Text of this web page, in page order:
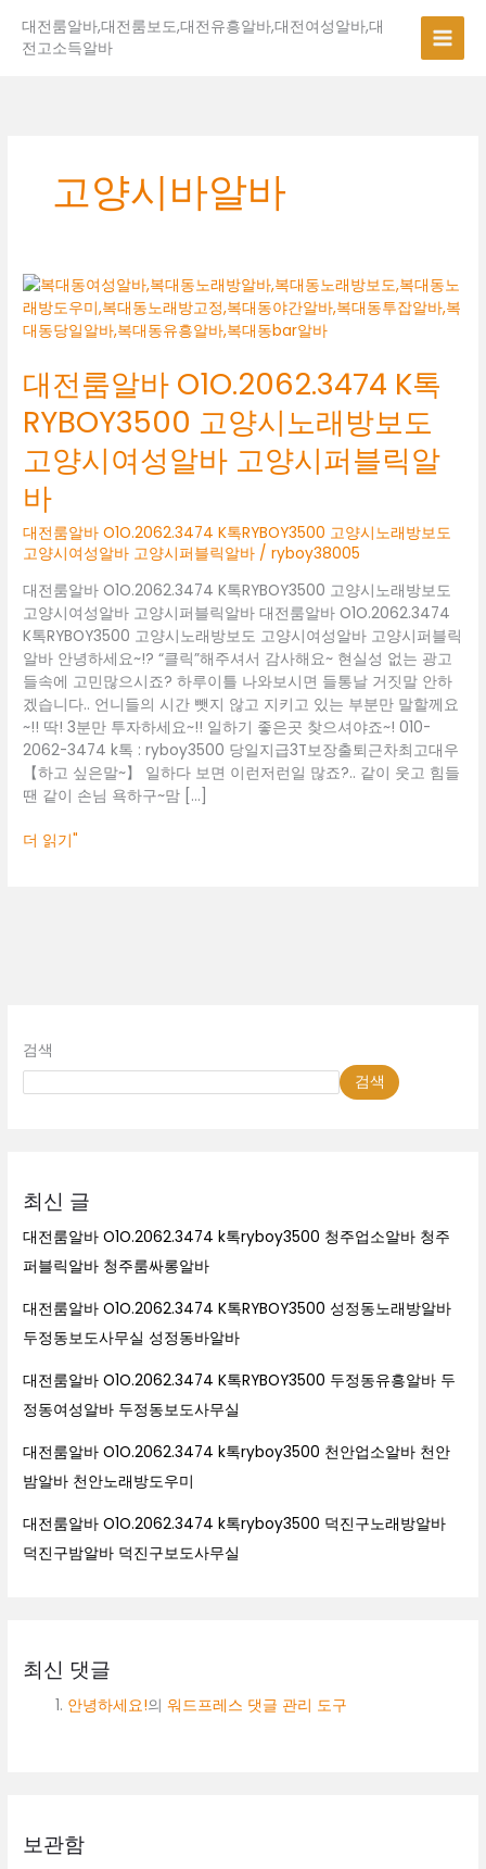
대전룸알바,대전룸보도,대전유흥알바,대전여성알바,대
전고소득알바
고양시바알바
대전룸알바 O1O.2062.3474 K톡
RYBOY3500 고양시노래방보도
고양시여성알바 고양시퍼블릭알
바
대전룸알바 O1O.2062.3474 K톡RYBOY3500 고양시노래방보도
고양시여성알바 고양시퍼블릭알바 /ryboy38005
대전룸알바 O1O.2062.3474 K톡RYBOY3500 고양시노래방보도
고양시여성알바 고양시퍼블릭알바 대전룸알바 O1O.2062.3474
K톡RYBOY3500 고양시노래방보도 고양시여성알바 고양시퍼블릭
알바 안녕하세요~!? “클릭”해주셔서 감사해요~ 현실성 없는 광고
들속에 고민많으시죠? 하루이틀 나와보시면 들통날 거짓말 안하
겠습니다.. 언니들의 시간 뺏지 않고 지키고 있는 부분만 말할께요
~!! 딱! 3분만 투자하세요~!! 일하기 좋은곳 찾으셔야죠~! 010-
2062-3474 k톡 : ryboy3500 당일지급3T보장출퇴근차최고대우
【하고 싶은말~】 일하다 보면 이런저런일 많죠?.. 같이 웃고 힘들
땐 같이 손님 욕하구~맘 […]
대
전
룸
바
O1O.2062.3474
K
RYBOY3500
고
양
시
노
래
방
보
도
고
양
시
여
성
알
바
고
더 읽기"
검색
검색
최신 글
대전룸알바 O1O.2062.3474 k톡ryboy3500 청주업소알바 청주
퍼블릭알바 청주룸싸롱알바
대전룸알바 O1O.2062.3474 K톡RYBOY3500 성정동노래방알바
두정동보도사무실 성정동바알바
대전룸알바 O1O.2062.3474 K톡RYBOY3500 두정동유흥알바 두
정동여성알바 두정동보도사무실
대전룸알바 O1O.2062.3474 k톡ryboy3500 천안업소알바 천안
밤알바 천안노래방도우미
대전룸알바 O1O.2062.3474 k톡ryboy3500 덕진구노래방알바
덕진구밤알바 덕진구보도사무실
최신 댓글
안녕하세요!의워드프레스 댓글 관리 도구
보관함